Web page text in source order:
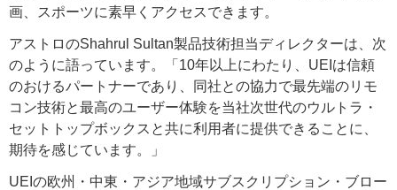
画、スポーツに素早くアクセスできます。
アストロのShahrul Sultan製品技術担当ディレクターは、次
のように語っています。「10年以上にわたり、UEIは信頼
のおけるパートナーであり、同社との協力で最先端のリモ
コン技術と最高のユーザー体験を当社次世代のウルトラ・
セットトップボックスと共に利用者に提供できることに、
期待を感じています。」
UEIの欧州・中東・アジア地域サブスクリプション・ブロー